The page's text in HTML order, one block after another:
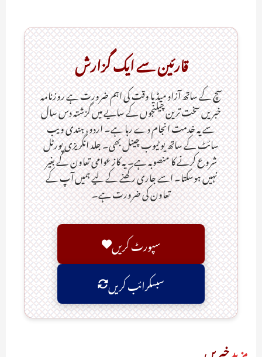
قارئین سے ایک گزارش
سچ کے ساتھ آزاد میڈیا وقت کی اہم ضرورت ہےـ روزنامہ
خبریں سخت ترین چیلنجوں کے سایے میں گزشتہ دس سال
سے یہ خدمت انجام دے رہا ہے۔ اردو، ہندی ویب
سائٹ کے ساتھ یو ٹیوب چینل بھی۔ جلد انگریزی پورٹل
شروع کرنے کا منصوبہ ہے۔ یہ کاز عوامی تعاون کے بغیر
نہیں ہوسکتا۔ اسے جاری رکھنے کے لیے ہمیں آپ کے
تعاون کی ضرورت ہے۔
سپورٹ کریں
سبسکرائب کریں
مزیدخبریں